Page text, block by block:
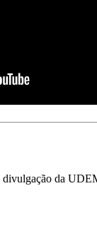
divulgação da